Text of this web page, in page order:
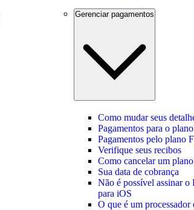
Gerenciar pagamentos
Como mudar seus
Pagamentos para o
Pagamentos pelo plano
Verifique seus recibos
Como cancelar um
Sua data de cobrança
Não é possível assinar o
para iOS
O que é um processador